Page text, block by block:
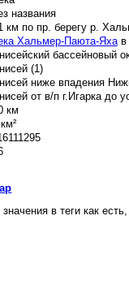
названия
км по пр. берегу р.
Хальмер-Паюта-Яхав
бассейновый
(1)
ниже впадения
от в/п г.Игарка до
км
в теги как